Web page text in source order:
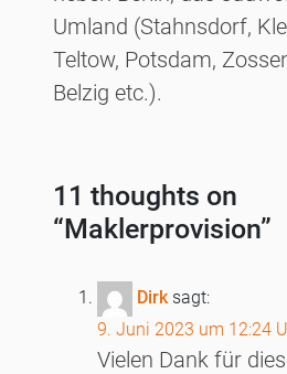
Umland (Stahnsdorf,
Teltow, Potsdam,
Belzig etc.).
11 thoughts on
“Maklerprovision”
Dirk sagt:
9. Juni 2023 um 12:24
Vielen Dank für